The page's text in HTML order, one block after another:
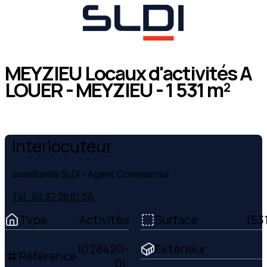
MEYZIEU Locaux d'activités A
LOUER - MEYZIEU - 1 531 m²
Interlocuteur
assistante SLDI - Agent Commercial
Tél : 04 37 28 61 56
Type Activités
tag Référence1028420-
0L
Surface
Extérieur